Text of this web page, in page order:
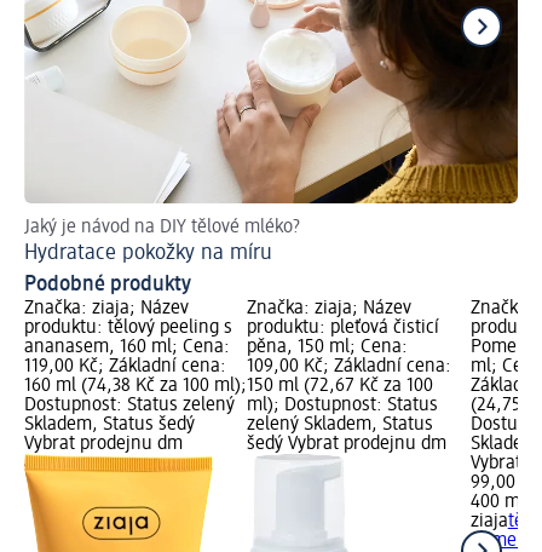
Jaký je návod na DIY tělové mléko?
Hydratace pokožky na míru
Podobné produkty
Značka: ziaja; Název
produktu: tělový peeling s
ananasem, 160 ml; Cena:
119,00 Kč; Základní cena:
160 ml (74,38 Kč za 100 ml);
Dostupnost: Status zelený
Skladem, Status šedý
Vybrat prodejnu dm
Značka: ziaja; Název
produktu: pleťová čisticí
pěna, 150 ml; Cena:
109,00 Kč; Základní cena:
150 ml (72,67 Kč za 100
ml); Dostupnost: Status
zelený Skladem, Status
šedý Vybrat prodejnu dm
Značka:
ml;
(24,75
Vybrat
99,00 Kč
400 ml
ziaja